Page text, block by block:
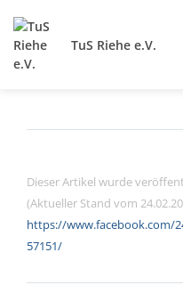
TuS Riehe e.V.
Dieser Artikel wurde
(Aktueller Stand vom
https://www.facebook.com/
57151/